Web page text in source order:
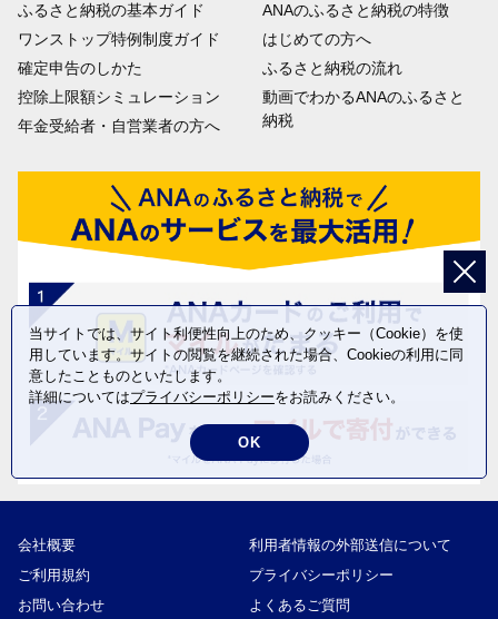
ふるさと納税の基本ガイド
ワンストップ特例制度ガイド
確定申告のしかた
控除上限額シミュレーション
年金受給者・自営業者の方へ
ANAのふるさと納税の特徴
はじめての方へ
ふるさと納税の流れ
動画でわかるANAのふるさと
納税
会社概要
利用者情報の外部送信について
ご利用規約
プライバシーポリシー
お問い合わせ
よくあるご質問
当サイトでは、サイト利便性向上のため、クッキー（Cookie）を使
用しています。サイトの閲覧を継続された場合、Cookieの利用に同
意したことものといたします。
詳細についてはプライバシーポリシーをお読みください。
OK